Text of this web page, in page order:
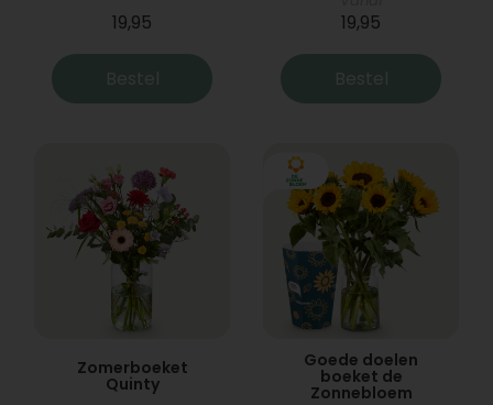
19,95
Bestel
19,95
Bestel
Zomerboeket
Quinty
Goede doelen
boeket de
Zonnebloem